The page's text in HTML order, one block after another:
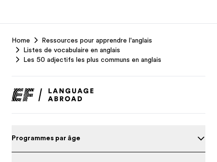
Footer
Home
Ressources pour apprendre l'anglais
Listes de vocabulaire en anglais
Les 50 adjectifs les plus communs en anglais
Programmes par âge